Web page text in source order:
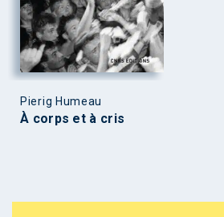
Pierig Humeau
À corps et à cris